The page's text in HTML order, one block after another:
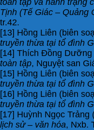
Tịnh (Tế Giác – Quảng
tr.42.
[13] Hồng Liên (biên
truyền thừa tại tổ đình
[14] Thích Đồng Dưỡng
toàn tập, Nguyệt san
[15] Hồng Liên (biên
truyền thừa tại tổ đình
[16] Hồng Liên (biên
truyền thừa tại tổ đình
[17] Huỳnh Ngọc Trảng
lịch sử – văn hóa, Nxb.